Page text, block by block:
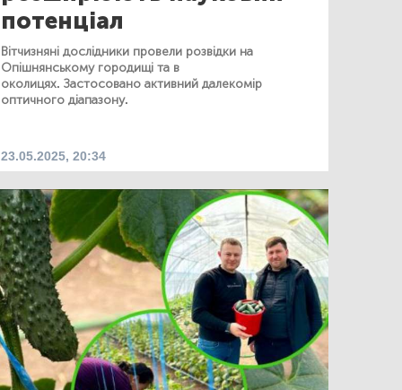
потенціал
Вітчизняні дослідники провели розвідки на
Опішнянському городищі та в
околицях. Застосовано активний далекомір
оптичного діапазону.
23.05.2025, 20:34